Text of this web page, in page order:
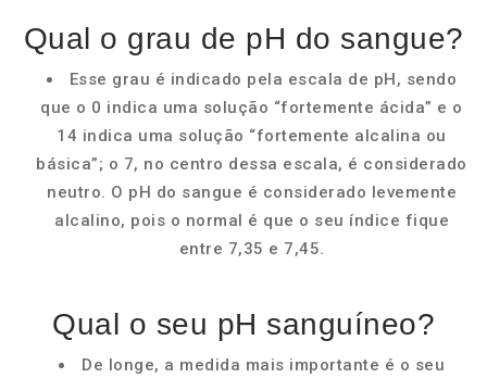
Qual o grau de pH do sangue?
Esse grau é indicado pela escala de pH, sendo
que o 0 indica uma solução “fortemente ácida” e o
14 indica uma solução “fortemente alcalina ou
básica”; o 7, no centro dessa escala, é considerado
neutro. O pH do sangue é considerado levemente
alcalino, pois o normal é que o seu índice fique
entre 7,35 e 7,45.
Qual o seu pH sanguíneo?
De longe, a medida mais importante é o seu